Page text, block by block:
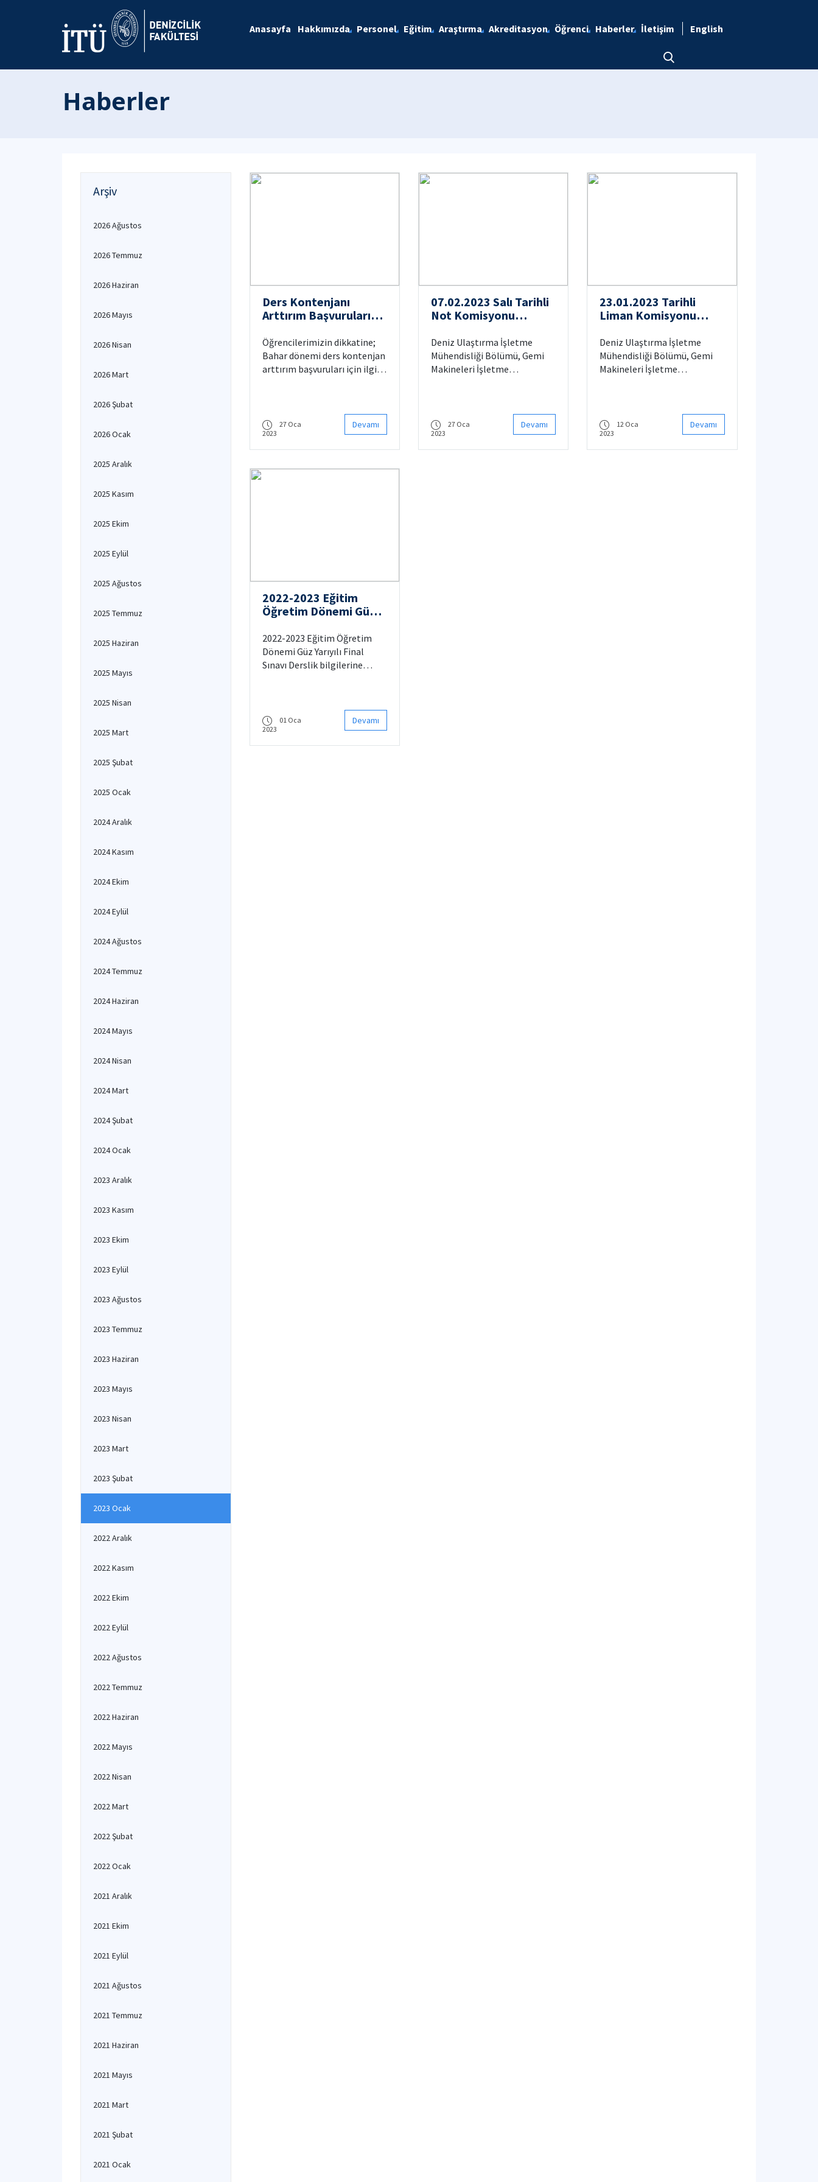
Anasayfa Hakkımızda Personel Eğitim Araştırma Akreditasyon Öğrenci Haberler İletişim English
Haberler
Arşiv
2026 Ağustos
2026 Temmuz
2026 Haziran
2026 Mayıs
2026 Nisan
2026 Mart
2026 Şubat
2026 Ocak
2025 Aralık
2025 Kasım
2025 Ekim
2025 Eylül
2025 Ağustos
2025 Temmuz
2025 Haziran
2025 Mayıs
2025 Nisan
2025 Mart
2025 Şubat
2025 Ocak
2024 Aralık
2024 Kasım
2024 Ekim
2024 Eylül
2024 Ağustos
2024 Temmuz
2024 Haziran
2024 Mayıs
2024 Nisan
2024 Mart
2024 Şubat
2024 Ocak
2023 Aralık
2023 Kasım
2023 Ekim
2023 Eylül
2023 Ağustos
2023 Temmuz
2023 Haziran
2023 Mayıs
2023 Nisan
2023 Mart
2023 Şubat
2023 Ocak
2022 Aralık
2022 Kasım
2022 Ekim
2022 Eylül
2022 Ağustos
2022 Temmuz
2022 Haziran
2022 Mayıs
2022 Nisan
2022 Mart
2022 Şubat
2022 Ocak
2021 Aralık
2021 Ekim
2021 Eylül
2021 Ağustos
2021 Temmuz
2021 Haziran
2021 Mayıs
2021 Mart
2021 Şubat
2021 Ocak
Ders Kontenjanı
Arttırım Başvuruları
Öğrencilerimizin dikkatine;
Bahar dönemi ders kontenjan
arttırım başvuruları için ilgili
Başvurular öğrenci işlerinden
alınmayacaktır.
27 Oca
2023
Devamı
07.02.2023 Salı Tarihli
Not Komisyonu
Deniz Ulaştırma İşletme
Mühendisliği Bölümü, Gemi
Makineleri İşletme
KKTC Gemi Makineleri
İşletme Mühendisliği bölümü
öğrencilerinin Açık Deniz
27 Oca
2023
Devamı
23.01.2023 Tarihli
Liman Komisyonu
Deniz Ulaştırma İşletme
Mühendisliği Bölümü, Gemi
Makineleri İşletme
KKTC Gemi Makineleri
İşletme Mühendisliği bölümü
öğrencilerinin Ehliyet
12 Oca
2023
Devamı
2022-2023 Eğitim
Öğretim Dönemi Güz
Derslikleri
2022-2023 Eğitim Öğretim
Dönemi Güz Yarıyılı Final
Sınavı Derslik bilgilerine
01 Oca
2023
Devamı